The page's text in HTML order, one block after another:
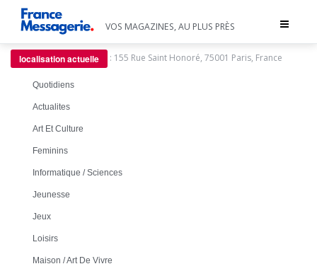
Toggle
VOS MAGAZINES, AU PLUS PRÈS
localisation actuelle : 155 Rue Saint Honoré, 75001 Paris, France
Quotidiens
Actualites
Art Et Culture
Feminins
Informatique / Sciences
Jeunesse
Jeux
Loisirs
Maison / Art De Vivre